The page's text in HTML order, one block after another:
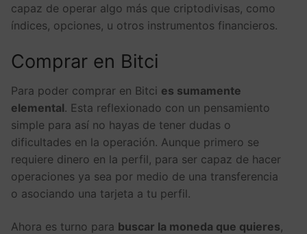
capaz de operar algo más que criptodivisas, como
índices, opciones, u otros instrumentos financieros.
Comprar en Bitci
Para poder comprar en Bitci es sumamente
elemental. Esta reflexionado con un pensamiento
simple para así no hayas de tener dudas o
dificultades en la operación. Aunque primero se
requiere dinero en la perfil, para ser capaz de hacer
operaciones ya sea por medio de una transferencia
o asociando una tarjeta a tu perfil.
Ahora es turno para buscar la moneda que quieres,